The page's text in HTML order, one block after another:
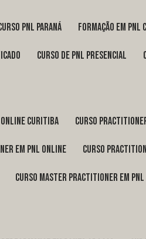
curso pnl Paraná formação em
curso de pnl presencial
Curitiba curso
em pnl online curso
curso master practitioner em pnl